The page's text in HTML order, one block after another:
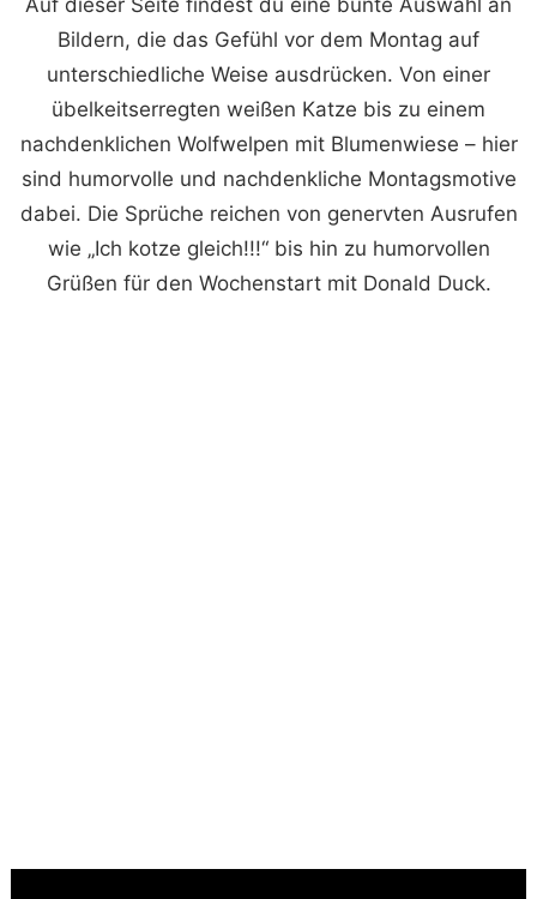
Bildern, die das Gefühl vor dem Montag auf
unterschiedliche Weise ausdrücken. Von einer
übelkeitserregten weißen Katze bis zu einem
nachdenklichen Wolfwelpen mit Blumenwiese – hier
sind humorvolle und nachdenkliche Montagsmotive
dabei. Die Sprüche reichen von genervten Ausrufen
wie „Ich kotze gleich!!!“ bis hin zu humorvollen
Grüßen für den Wochenstart mit Donald Duck.